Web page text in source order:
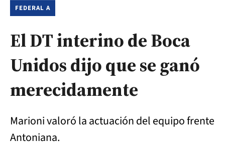
FEDERAL A
El DT interino de Boca
Unidos dijo que se ganó
merecidamente
Marioni valoró la actuación del equipo frente
Antoniana.